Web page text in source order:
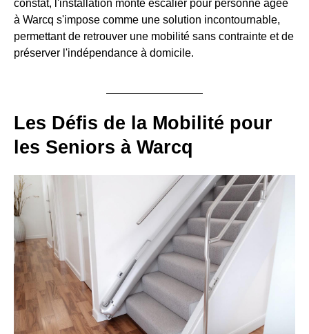
constat, l'installation monte escalier pour personne âgée
à Warcq s'impose comme une solution incontournable,
permettant de retrouver une mobilité sans contrainte et de
préserver l'indépendance à domicile.
Les Défis de la Mobilité pour
les Seniors à Warcq